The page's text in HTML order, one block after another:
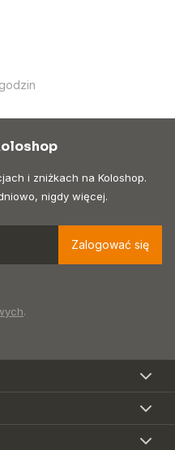
i zniżkach na Koloshop.
nigdy więcej.
Zalogować się
.